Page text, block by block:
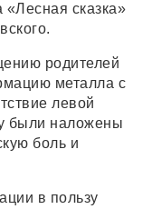
«Лесная сказка»
родителей
металла с
левой
были наложены
боль и
в пользу